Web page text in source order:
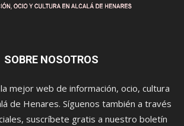
SOBRE NOSOTROS
mejor web de información, ocio, cultura
de Henares. Síguenos también a través
suscríbete gratis a nuestro boletín